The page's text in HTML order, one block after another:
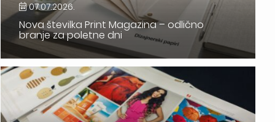
07.07.2026.
Nova številka Print Magazina – odlično
branje za poletne dni